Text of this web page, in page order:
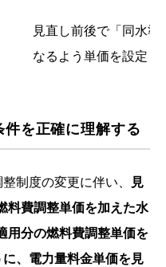
見直し前後で「同水準
なるよう単価を設定
件を正確に理解する
制度の変更に伴い、
見
料費調整単価を加えた水
用分の燃料費調整単価を
、電力量料金単価を見